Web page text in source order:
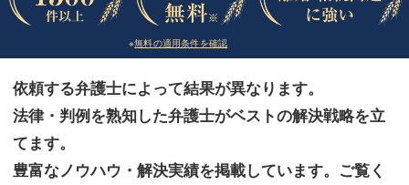
交通事故
法律相談など（その他）
お客様へ
みずほ中央の特長・実質編
※無料の適用条件を確認
依頼する弁護士によって結果が異なります。
法律・判例を熟知した弁護士がベストの解決戦略を立
てます。
豊富なノウハウ・解決実績を掲載しています。ご覧く
交通事故
法律相談など（その他）
お客様へ
みずほ中央の特長・実質編